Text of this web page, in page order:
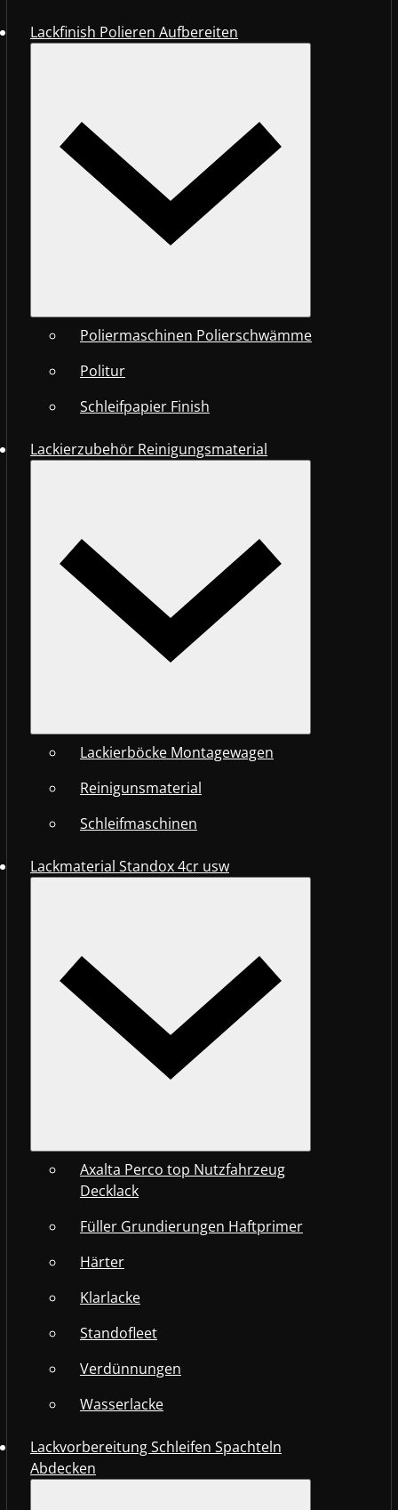
Lackfinish Polieren Aufbereiten
Poliermaschinen Polierschwämme
Politur
Schleifpapier Finish
Lackierzubehör Reinigungsmaterial
Lackierböcke Montagewagen
Reinigunsmaterial
Schleifmaschinen
Lackmaterial Standox 4cr usw
Axalta Perco top Nutzfahrzeug
Decklack
Füller Grundierungen Haftprimer
Härter
Klarlacke
Standofleet
Verdünnungen
Wasserlacke
Lackvorbereitung Schleifen Spachteln
Abdecken